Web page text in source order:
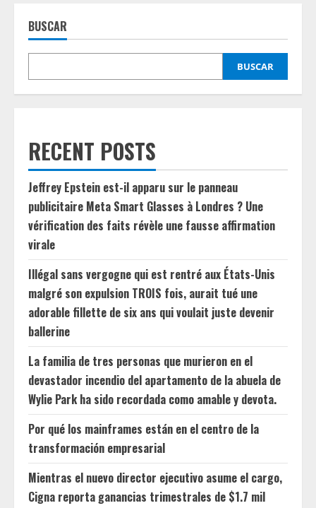
BUSCAR
BUSCAR
RECENT POSTS
Jeffrey Epstein est-il apparu sur le panneau
publicitaire Meta Smart Glasses à Londres ? Une
vérification des faits révèle une fausse affirmation
virale
Illégal sans vergogne qui est rentré aux États-Unis
malgré son expulsion TROIS fois, aurait tué une
adorable fillette de six ans qui voulait juste devenir
ballerine
La familia de tres personas que murieron en el
devastador incendio del apartamento de la abuela de
Wylie Park ha sido recordada como amable y devota.
Por qué los mainframes están en el centro de la
transformación empresarial
Mientras el nuevo director ejecutivo asume el cargo,
Cigna reporta ganancias trimestrales de $1.7 mil